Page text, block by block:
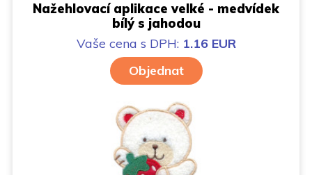
Nažehlovací aplikace velké - medvídek
bílý s jahodou
Vaše cena s DPH: 1.16 EUR
Objednat